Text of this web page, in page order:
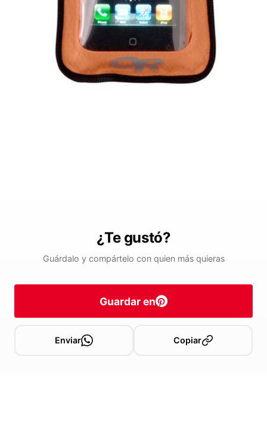
¿Te gustó?
Guárdalo y compártelo con quien más quieras
Guardar en
Enviar Copiar